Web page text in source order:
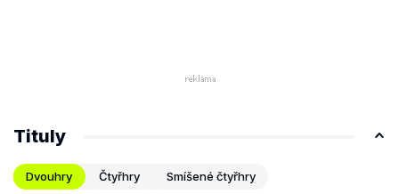
Tituly
Dvouhry Čtyřhry Smíšené čtyřhry